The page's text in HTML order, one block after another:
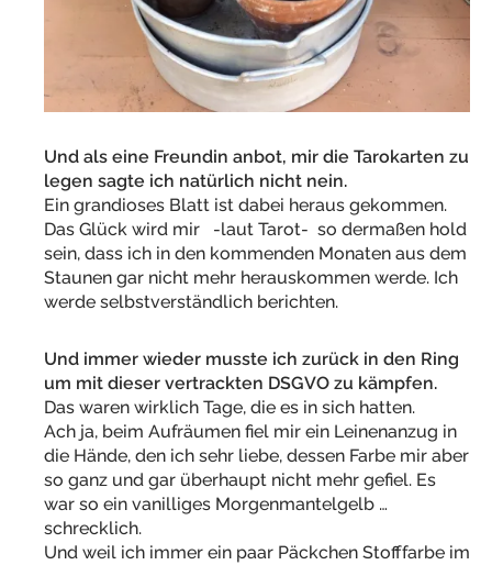
Und als eine Freundin anbot, mir die Tarokarten zu
legen sagte ich natürlich nicht nein.
Ein grandioses Blatt ist dabei heraus gekommen.
Das Glück wird mir -laut Tarot- so dermaßen hold
sein, dass ich in den kommenden Monaten aus dem
Staunen gar nicht mehr herauskommen werde. Ich
werde selbstverständlich berichten.
Und immer wieder musste ich zurück in den Ring
um mit dieser vertrackten DSGVO zu kämpfen.
Das waren wirklich Tage, die es in sich hatten.
Ach ja, beim Aufräumen fiel mir ein Leinenanzug in
die Hände, den ich sehr liebe, dessen Farbe mir aber
so ganz und gar überhaupt nicht mehr gefiel. Es
war so ein vanilliges Morgenmantelgelb …
schrecklich.
Und weil ich immer ein paar Päckchen Stofffarbe im